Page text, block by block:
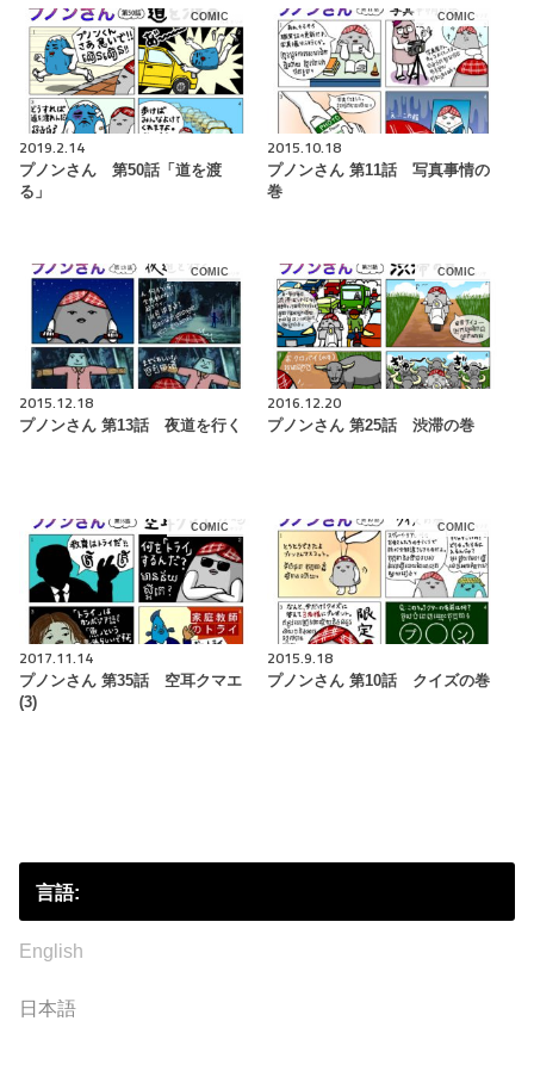
COMIC
2019.2.14
プノンさん 第50話「道を渡
る」
COMIC
2015.10.18
プノンさん 第11話 写真事情の
巻
COMIC
2015.12.18
プノンさん 第13話 夜道を行く
COMIC
2016.12.20
プノンさん 第25話 渋滞の巻
COMIC
2017.11.14
プノンさん 第35話 空耳クマエ
(3)
COMIC
2015.9.18
プノンさん 第10話 クイズの巻
言語:
English
日本語